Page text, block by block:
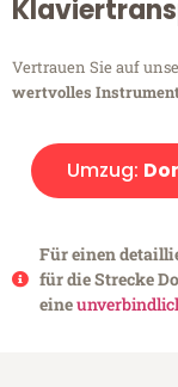
Vertrauen Sie auf
wertvolles
Umzug:
Für einen
für die Strecke
eine